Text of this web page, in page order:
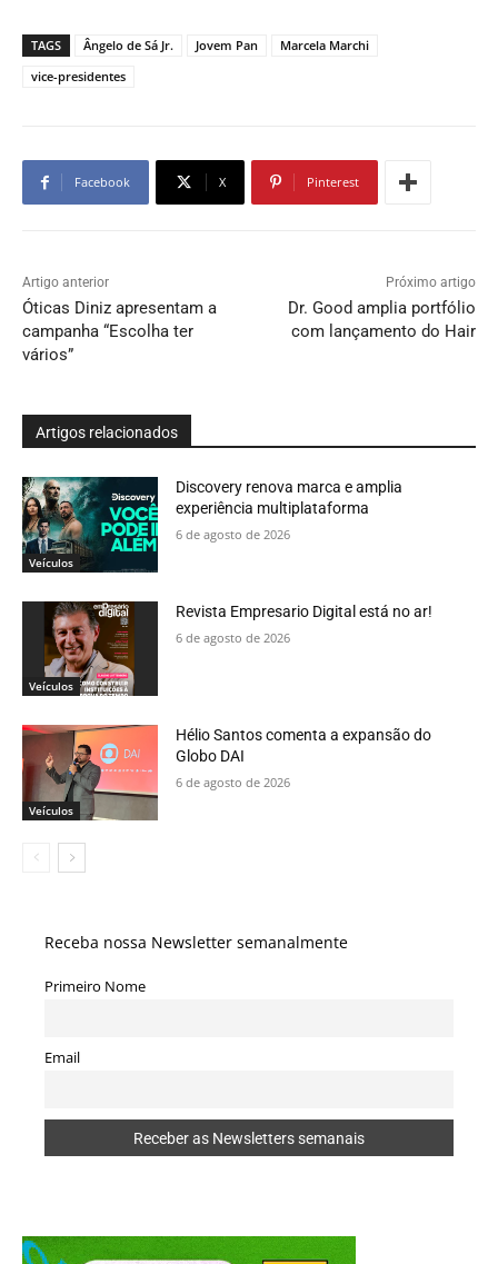
TAGS Ângelo de Sá Jr. Jovem Pan
Marcela Marchi
vice-presidentes
Facebook X Pinterest
Artigo anterior
Óticas Diniz apresentam a
campanha “Escolha ter
vários”
Próximo artigo
Dr. Good amplia portfólio
com lançamento do Hair
Artigos relacionados
Veículos
Discovery renova marca e amplia
experiência multiplataforma
6 de agosto de 2026
Veículos
Revista Empresario Digital está no ar!
6 de agosto de 2026
Veículos
Hélio Santos comenta a expansão do
Globo DAI
6 de agosto de 2026
Receba nossa Newsletter semanalmente
Primeiro Nome
Email